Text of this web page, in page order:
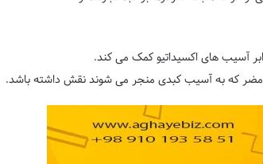
آسیب های اکسیداتیو کمک می کند.
مضر که به آسیب کبدی منجر می شوند نقش داشته باشد.